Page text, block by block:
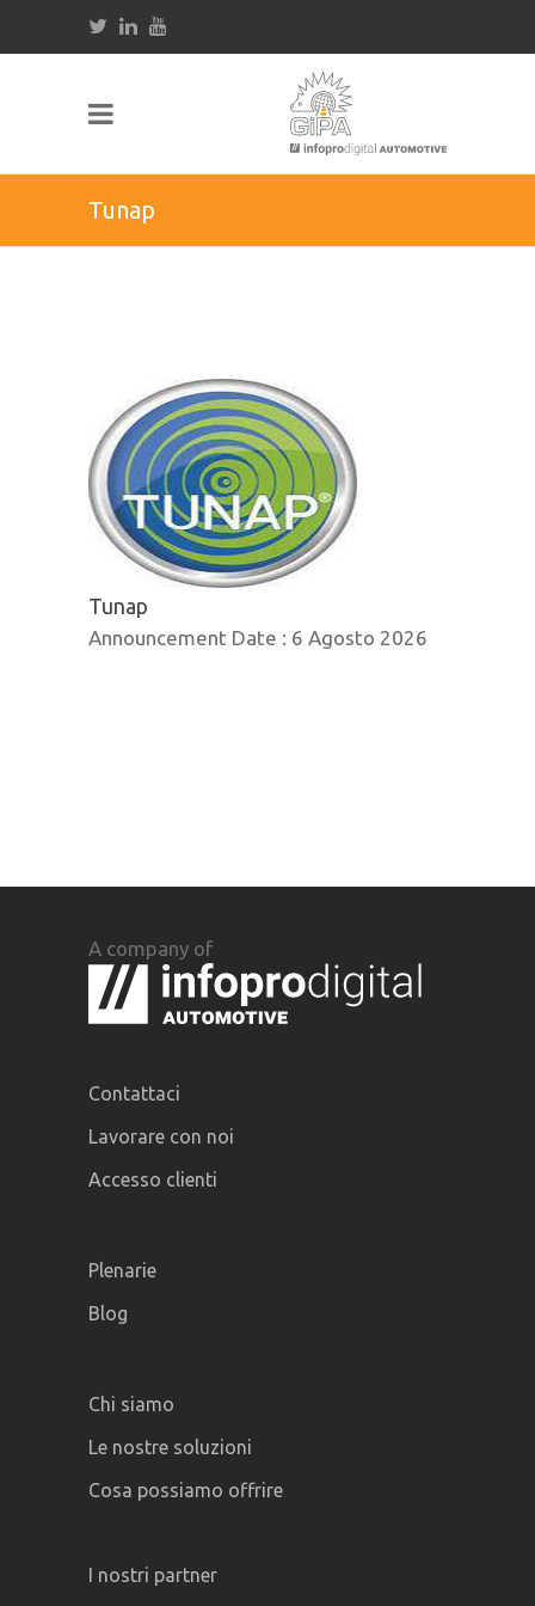
Tunap
Tunap
Announcement Date : 6 Agosto 2026
A company of
Contattaci
Lavorare con noi
Accesso clienti
Plenarie
Blog
Chi siamo
Le nostre soluzioni
Cosa possiamo offrire
I nostri partner